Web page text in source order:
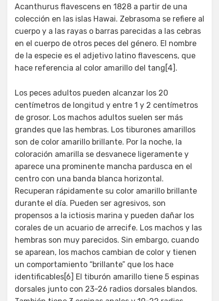
Acanthurus flavescens en 1828 a partir de una
colección en las islas Hawai. Zebrasoma se refiere al
cuerpo y a las rayas o barras parecidas a las cebras
en el cuerpo de otros peces del género. El nombre
de la especie es el adjetivo latino flavescens, que
hace referencia al color amarillo del tang[4].
Los peces adultos pueden alcanzar los 20
centímetros de longitud y entre 1 y 2 centímetros
de grosor. Los machos adultos suelen ser más
grandes que las hembras. Los tiburones amarillos
son de color amarillo brillante. Por la noche, la
coloración amarilla se desvanece ligeramente y
aparece una prominente mancha pardusca en el
centro con una banda blanca horizontal.
Recuperan rápidamente su color amarillo brillante
durante el día. Pueden ser agresivos, son
propensos a la ictiosis marina y pueden dañar los
corales de un acuario de arrecife. Los machos y las
hembras son muy parecidos. Sin embargo, cuando
se aparean, los machos cambian de color y tienen
un comportamiento “brillante” que los hace
identificables[6] El tiburón amarillo tiene 5 espinas
dorsales junto con 23-26 radios dorsales blandos.